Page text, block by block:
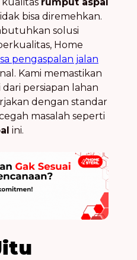
bisa diremehkan.
solusi
Home
pengaspalan jalan
Kami memastikan
persiapan lahan
dengan standar
masalah seperti
ini.